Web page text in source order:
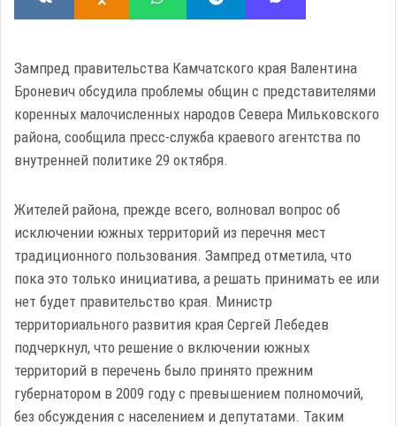
Зампред правительства Камчатского края Валентина
Броневич обсудила проблемы общин с представителями
коренных малочисленных народов Севера Мильковского
района, сообщила пресс-служба краевого агентства по
внутренней политике 29 октября.
Жителей района, прежде всего, волновал вопрос об
исключении южных территорий из перечня мест
традиционного пользования. Зампред отметила, что
пока это только инициатива, а решать принимать ее или
нет будет правительство края. Министр
территориального развития края Сергей Лебедев
подчеркнул, что решение о включении южных
территорий в перечень было принято прежним
губернатором в 2009 году с превышением полномочий,
без обсуждения с населением и депутатами. Таким